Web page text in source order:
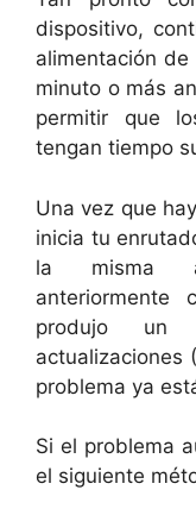
dispositivo,
alimentación
minuto o más
permitir que
tengan tiempo
Una vez que
inicia tu
la misma
anteriormente
produjo un
actualizaciones
problema ya
Si el problema
el siguiente